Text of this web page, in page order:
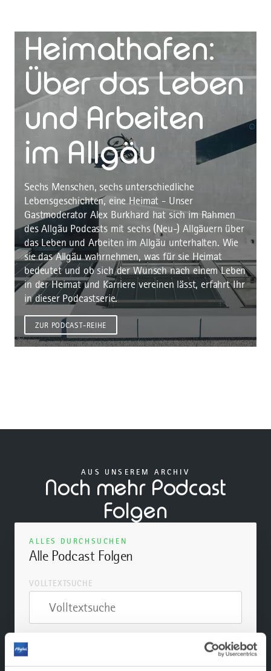
©
Heimathafen:
Über das Leben
und Arbeiten
im Allgäu
Sechs Menschen, sechs unterschiedliche
Lebensgeschichten, eine Heimat - Unser
Gastmoderator Alex Burkhard hat sich im Rahmen
des Allgäu Podcasts mit sechs (Neu-) Allgäuern über
das Leben und Arbeiten im Allgäu unterhalten. Wie
sie das Allgäu wahrnehmen, was für sie Heimat
bedeutet und ob sich der Wunsch nach einem Leben
in der Heimat und Karriere vereinen lässt, erfahrt Ihr
in dieser Podcastserie.
ZUR PODCAST-REIHE
AUS UNSEREM ARCHIV
Noch mehr Podcast
Folgen
ALLES DURCHSUCHEN
Alle Podcast Folgen
VOLLTEXTSUCHE
Volltextsuche